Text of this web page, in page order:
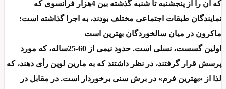
که آن را از پنجشنبه تا شنبه گذشته بین 4هزار فرانسوی که
نمایندگان طبقات اجتماعی مختلف بودند، به اجرا گذاشته است:
ماکرون در میان سالخوردگان بهترین است
اولین گسست، نسلی است. حدود نیمی از 60-25ساله، که مورد
پرسش قرار گرفتند، در نظر داشتند که به مارین لوپن رأی دهند، که
لذا از «بهترین فرم» در برش سنی برخوردار است. در مقابل در